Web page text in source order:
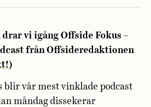
vi igång Offside Fokus –
från Offsideredaktionen
)
blir vår mest vinklade podcast
måndag dissekerar